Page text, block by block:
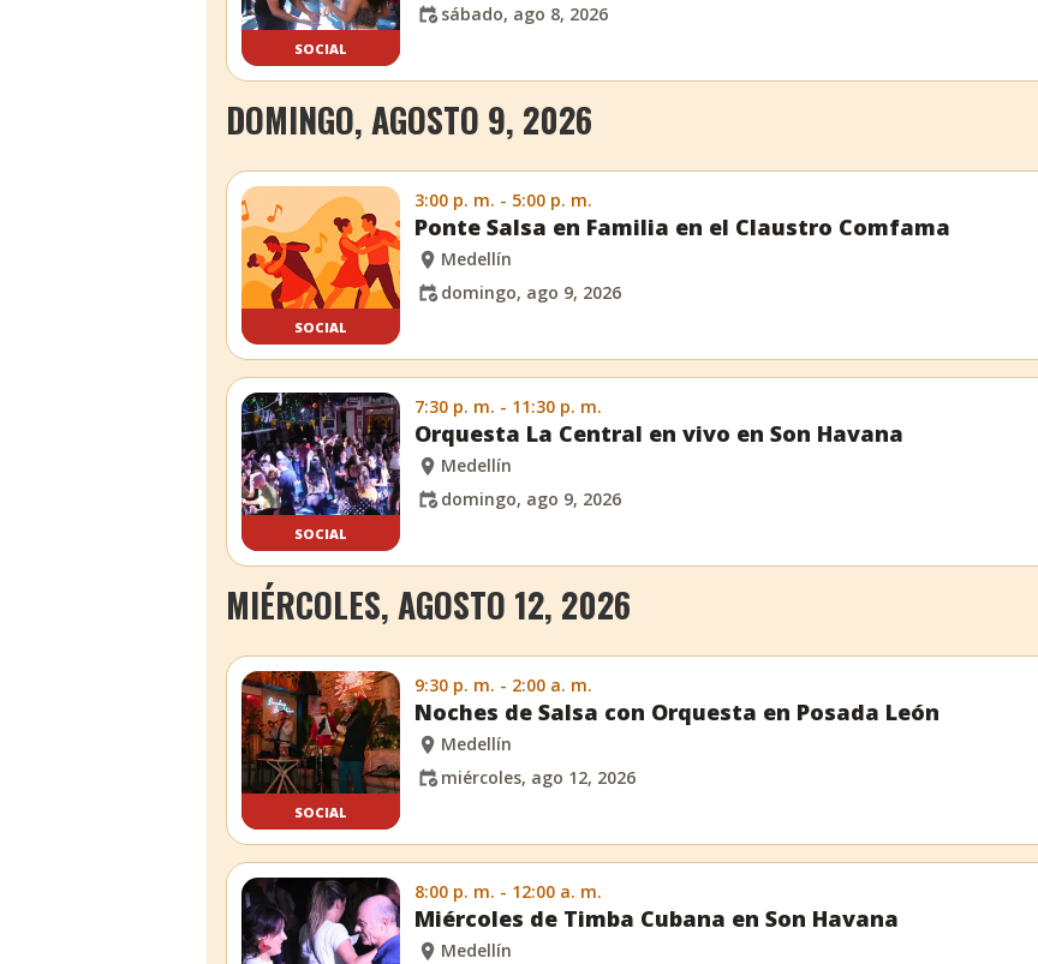
SOCIAL
sábado, ago 8, 2026
DOMINGO, AGOSTO 9, 2026
SOCIAL
3:00 p. m. - 5:00 p. m.
Ponte Salsa en Familia en el Claustro Comfama
Medellín
domingo, ago 9, 2026
SOCIAL
7:30 p. m. - 11:30 p. m.
Orquesta La Central en vivo en Son Havana
Medellín
domingo, ago 9, 2026
MIÉRCOLES, AGOSTO 12, 2026
SOCIAL
9:30 p. m. - 2:00 a. m.
Noches de Salsa con Orquesta en Posada León
Medellín
miércoles, ago 12, 2026
8:00 p. m. - 12:00 a. m.
Miércoles de Timba Cubana en Son Havana
Medellín